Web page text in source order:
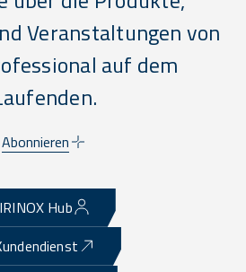
Veranstaltungen von
auf dem
Abonnieren
IRINOX Hub